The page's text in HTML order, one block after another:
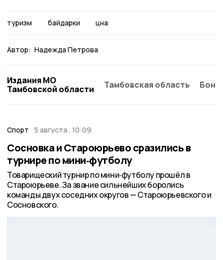
туризм байдарки цна
Автор: Надежда Петрова
Издания МО
Тамбовской области
Тамбовская область
Спорт 5 августа , 10:09
Сосновка и Староюрьево сразились в
турнире по мини‑футболу
Товарищеский турнир по мини‑футболу прошёл в
Староюрьеве. За звание сильнейших боролись
команды двух соседних округов — Староюрьевского и
Сосновского.